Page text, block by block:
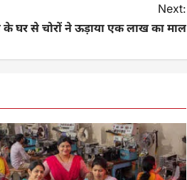
Next:
के घर से चोरों ने ऊड़ाया एक लाख का माल